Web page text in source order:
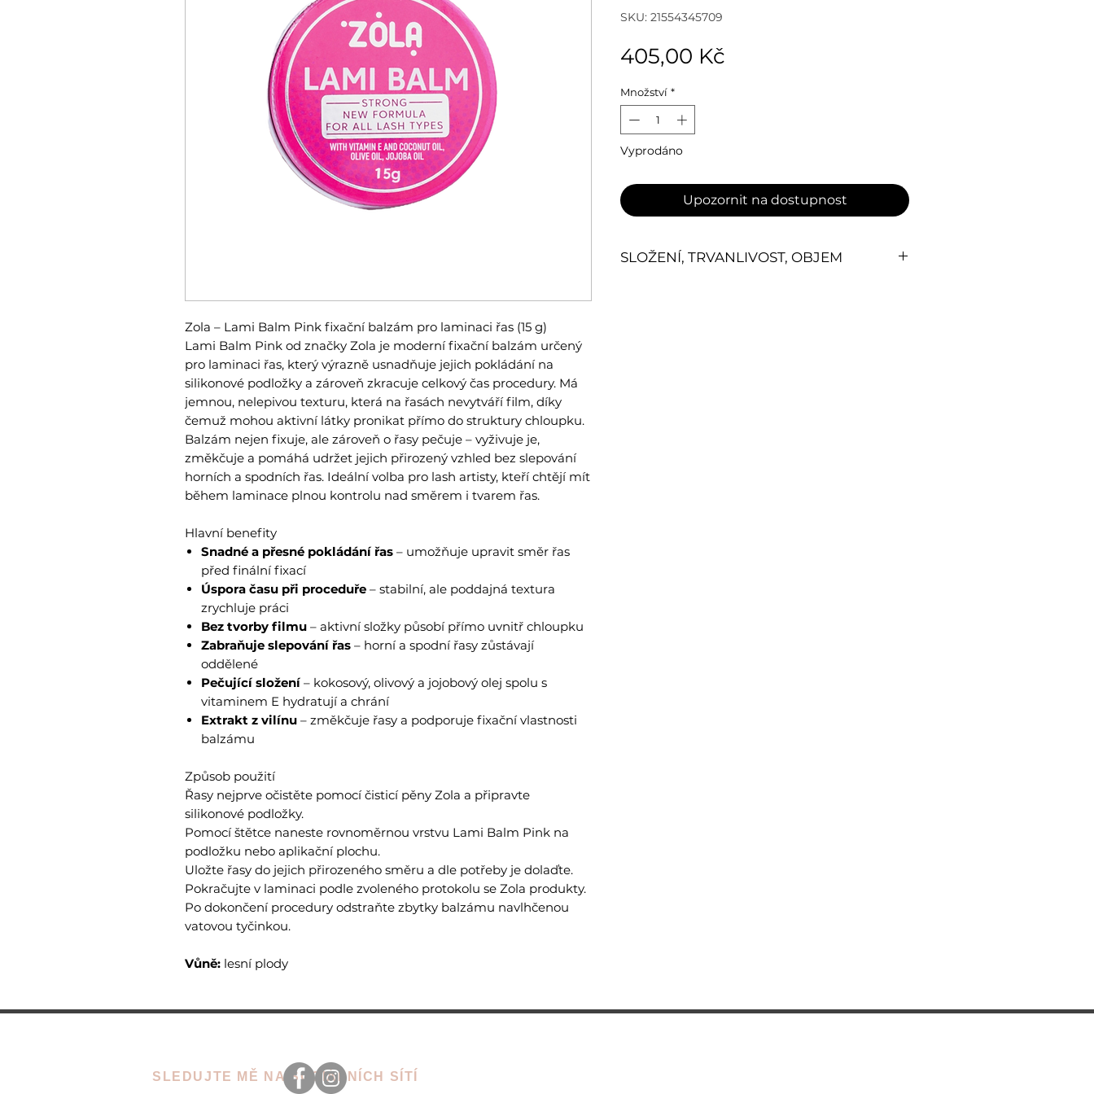
Zola – Lami Balm Pink fixační balzám pro laminaci řas (15 g)
Lami Balm Pink od značky Zola je moderní fixační balzám určený
pro laminaci řas, který výrazně usnadňuje jejich pokládání na
silikonové podložky a zároveň zkracuje celkový čas procedury. Má
jemnou, nelepivou texturu, která na řasách nevytváří film, díky
čemuž mohou aktivní látky pronikat přímo do struktury chloupku.
Balzám nejen fixuje, ale zároveň o řasy pečuje – vyživuje je,
změkčuje a pomáhá udržet jejich přirozený vzhled bez slepování
horních a spodních řas. Ideální volba pro lash artisty, kteří chtějí mít
během laminace plnou kontrolu nad směrem i tvarem řas.
Hlavní benefity
Snadné a přesné pokládání řas – umožňuje upravit směr řas
před finální fixací
Úspora času při proceduře – stabilní, ale poddajná textura
zrychluje práci
Bez tvorby filmu – aktivní složky působí přímo uvnitř chloupku
Zabraňuje slepování řas – horní a spodní řasy zůstávají
oddělené
Pečující složení – kokosový, olivový a jojobový olej spolu s
vitaminem E hydratují a chrání
Extrakt z vilínu – změkčuje řasy a podporuje fixační vlastnosti
balzámu
Způsob použití
Řasy nejprve očistěte pomocí čisticí pěny Zola a připravte
silikonové podložky.
Pomocí štětce naneste rovnoměrnou vrstvu Lami Balm Pink na
podložku nebo aplikační plochu.
Uložte řasy do jejich přirozeného směru a dle potřeby je dolaďte.
Pokračujte v laminaci podle zvoleného protokolu se Zola produkty.
Po dokončení procedury odstraňte zbytky balzámu navlhčenou
vatovou tyčinkou.
Vůně: lesní plody
SKU: 21554345709
405,00 Kč
Množství *
Vyprodáno
Upozornit na dostupnost
SLOŽENÍ, TRVANLIVOST, OBJEM
SLEDUJTE MĚ NA SOCIÁLNÍCH SÍTÍ